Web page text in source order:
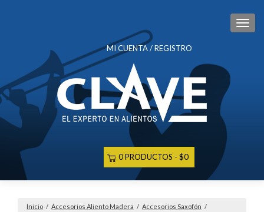
MI CUENTA / REGISTRO
0 PRODUCTOS $0
Inicio / Accesorios Aliento Madera / Accesorios Saxofón /